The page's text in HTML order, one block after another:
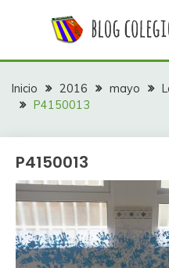
colegio La Fontaine
Inicio 2016 mayo
P4150013
P4150013